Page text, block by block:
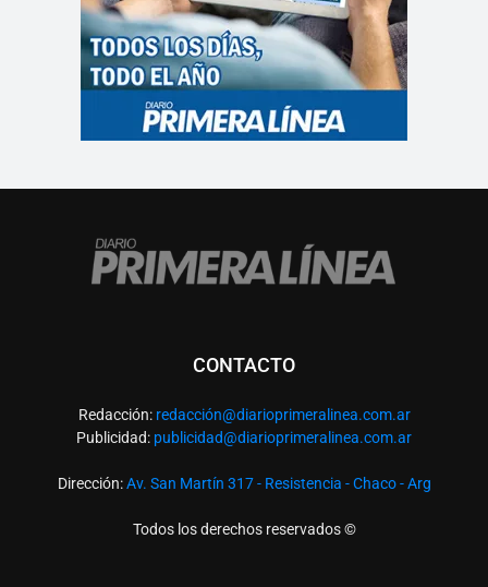
CONTACTO
Redacción: redacción@diarioprimeralinea.com.ar
Publicidad: publicidad@diarioprimeralinea.com.ar
Dirección:Av. San Martín 317 - Resistencia - Chaco - Arg
Todos los derechos reservados ©